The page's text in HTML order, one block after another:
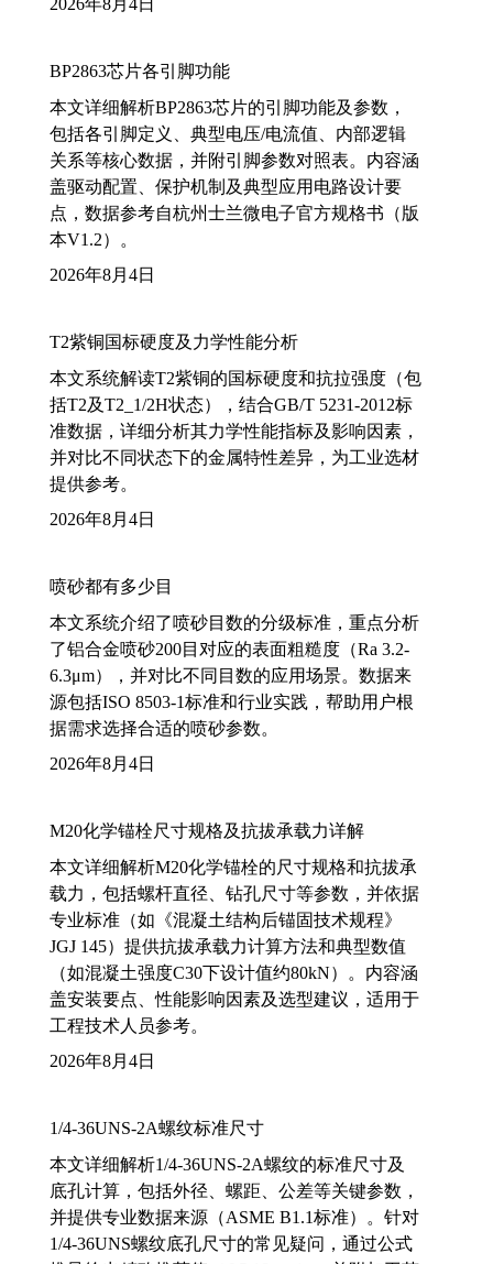
2026年8月4日
BP2863芯片各引脚功能
本文详细解析BP2863芯片的引脚功能及参数，
包括各引脚定义、典型电压/电流值、内部逻辑
关系等核心数据，并附引脚参数对照表。内容涵
盖驱动配置、保护机制及典型应用电路设计要
点，数据参考自杭州士兰微电子官方规格书（版
本V1.2）。
2026年8月4日
T2紫铜国标硬度及力学性能分析
本文系统解读T2紫铜的国标硬度和抗拉强度（包
括T2及T2_1/2H状态），结合GB/T 5231-2012标
准数据，详细分析其力学性能指标及影响因素，
并对比不同状态下的金属特性差异，为工业选材
提供参考。
2026年8月4日
喷砂都有多少目
本文系统介绍了喷砂目数的分级标准，重点分析
了铝合金喷砂200目对应的表面粗糙度（Ra 3.2-
6.3μm），并对比不同目数的应用场景。数据来
源包括ISO 8503-1标准和行业实践，帮助用户根
据需求选择合适的喷砂参数。
2026年8月4日
M20化学锚栓尺寸规格及抗拔承载力详解
本文详细解析M20化学锚栓的尺寸规格和抗拔承
载力，包括螺杆直径、钻孔尺寸等参数，并依据
专业标准（如《混凝土结构后锚固技术规程》
JGJ 145）提供抗拔承载力计算方法和典型数值
（如混凝土强度C30下设计值约80kN）。内容涵
盖安装要点、性能影响因素及选型建议，适用于
工程技术人员参考。
2026年8月4日
1/4-36UNS-2A螺纹标准尺寸
本文详细解析1/4-36UNS-2A螺纹的标准尺寸及
底孔计算，包括外径、螺距、公差等关键参数，
并提供专业数据来源（ASME B1.1标准）。针对
1/4-36UNS螺纹底孔尺寸的常见疑问，通过公式